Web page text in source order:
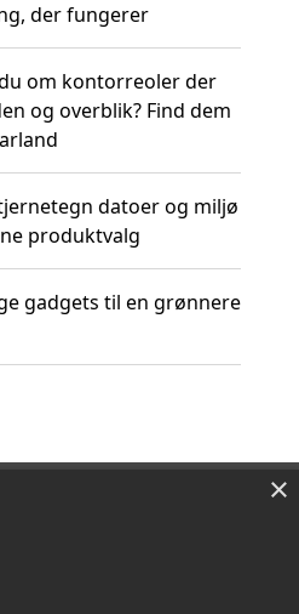
der fungerer
om kontorreoler der
og overblik? Find dem
datoer og miljø
produktvalg
gadgets til en grønnere
×